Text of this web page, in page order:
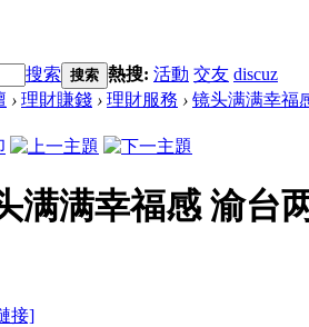
搜索 搜索 熱搜: 活動 交友 discuz
› 理財賺錢 › 理財服務 › 镜头满满幸福
满满幸福感 渝台
接]